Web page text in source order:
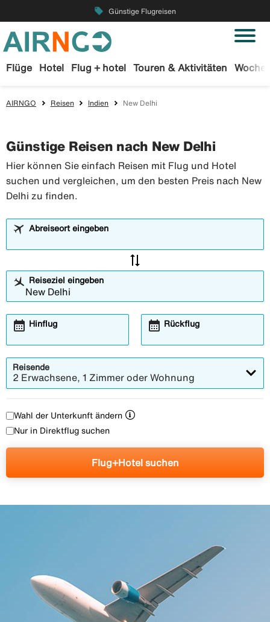
local_offer Günstige Flugreisen
Flüge Hotel Flug + hotel Touren & Aktivitäten
AIRNGO Reisen Indien New Delhi
Günstige Reisen nach New Delhi
Hier können Sie einfach Reisen mit Flug und Hotel
suchen und vergleichen, um den besten Preis nach New
Delhi zu finden.
Abreiseort eingeben
sync_alt
Reiseziel eingeben
Hinflug
calendar_month Rückflug
calendar_month
Reisende
2 Erwachsene, 1 Zimmer oder Wohnung
Wahl der Unterkunft ändern
Nur in Direktflug suchen
Flug+Hotel suchen